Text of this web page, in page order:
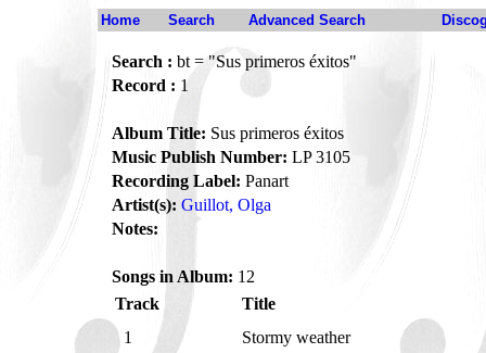
Home Search Advanced Search
Search : bt = "Sus primeros éxitos"
Record : 1
Album Title: Sus primeros éxitos
Music Publish Number: LP 3105
Recording Label: Panart
Artist(s): Guillot, Olga
Notes:
Songs in Album: 12
Track
Title
1
Stormy weather